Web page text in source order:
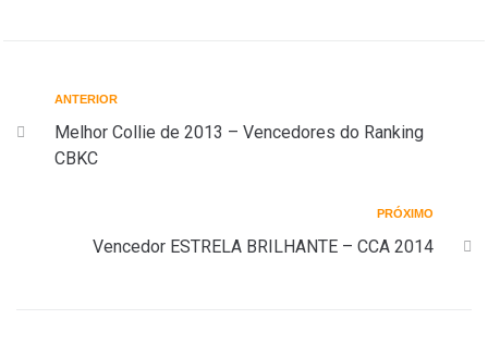
ANTERIOR
Melhor Collie de 2013 – Vencedores do Ranking
CBKC
PRÓXIMO
Vencedor ESTRELA BRILHANTE – CCA 2014